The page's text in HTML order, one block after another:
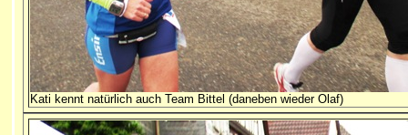
Kati kennt natürlich auch Team Bittel (daneben wieder Olaf)